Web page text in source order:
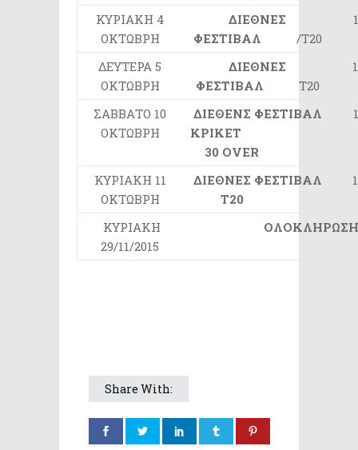
ΚΥΡΙΑΚΗ 4
ΟΚΤΩΒΡΗ
ΔΙΕΘΝΕΣ
ΦΕΣΤΙΒΑΛ /Τ20
ΔΕΥΤΕΡΑ 5
ΟΚΤΩΒΡΗ
ΔΙΕΘNEΣ
ΦΕΣΤΙΒΑΛ Τ20
ΣΑΒΒΑΤΟ 10
ΟΚΤΩΒΡΗ
ΔΙΕΘΕΝΣ ΦΕΣΤΙΒΑΛ
ΚΡΙΚΕΤ
30 ΟVER
ΚΥΡΙΑΚΗ 11
ΟΚΤΩΒΡΗ
ΔΙΕΘNEΣ ΦΕΣΤΙΒΑΛ
Τ20
ΚΥΡΙΑΚΗ
29/11/2015
OΛΟΚΛΗΡΩΣΗ
Share With: